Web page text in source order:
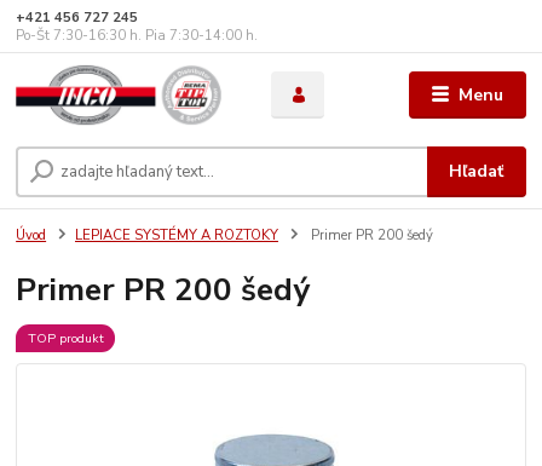
Menu
Hľadať
+421 456 727 245
Po-Št 7:30-16:30 h. Pia 7:30-14:00 h.
Úvod LEPIACE SYSTÉMY A ROZTOKY Primer PR 200 šedý
Primer PR 200 šedý
TOP produkt